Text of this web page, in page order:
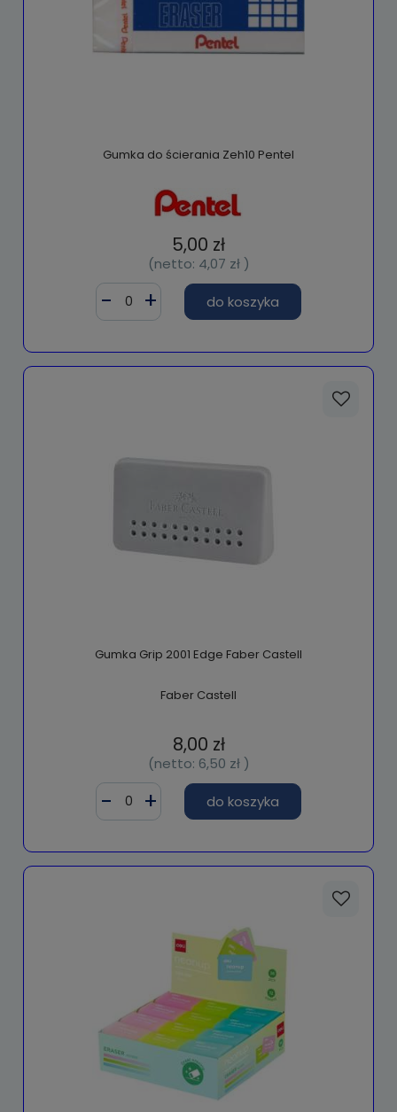
Gumka do ścierania Zeh10 Pentel
5,00 zł
(netto: 4,07 zł)
do koszyka
Gumka Grip 2001 Edge Faber Castell
Faber Castell
8,00 zł
(netto: 6,50 zł)
do koszyka